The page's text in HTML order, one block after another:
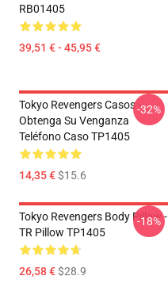
RB01405
39,51 € - 45,95 €
Tokyo Revengers Casos -
Obtenga Su Venganza
Teléfono Caso TP1405
14,35 €$15.6
-32%
Tokyo Revengers Body Pillow -
TR Pillow TP1405
26,58 €$28.9
-18%